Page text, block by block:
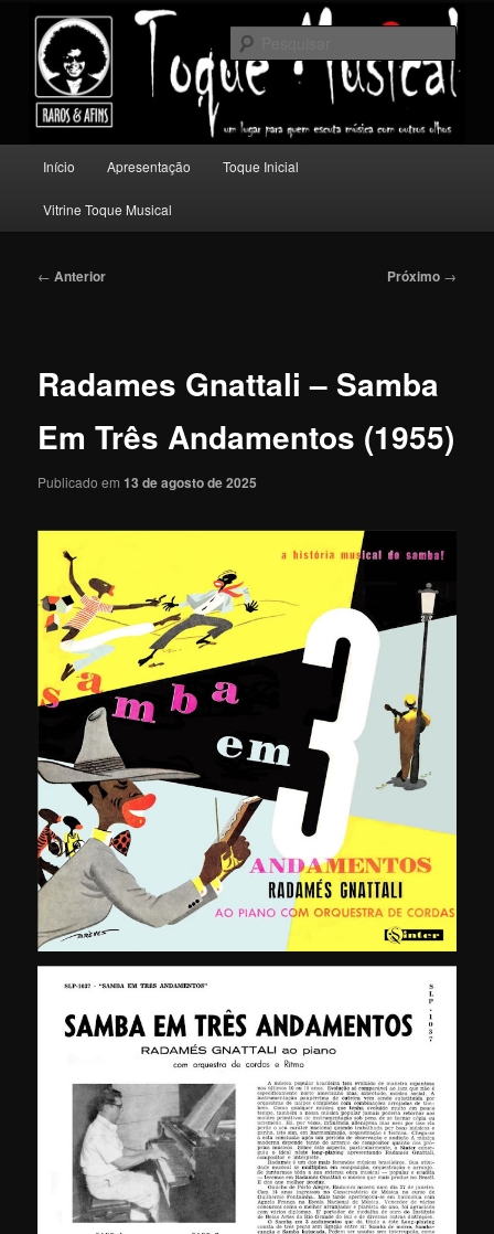
conteúdo
principalToque Musical
Um lugar para quem escuta música com outros olhos.
principal
Início Apresentação Toque Inicial
Vitrine Toque Musical
Navegação
← Anterior Próximo →
Radames Gnattali – Samba
Em Três Andamentos (1955)
Publicado em13 de agosto de 2025